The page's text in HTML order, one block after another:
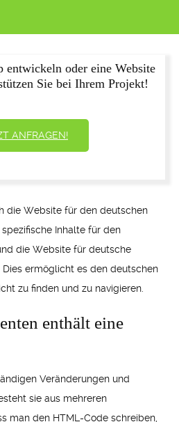
entwickeln oder eine Website
Sie bei Ihrem Projekt!
ANFRAGEN!
die Website für den deutschen
Inhalte für den
die Website für deutsche
ermöglicht es den deutschen
zu finden und zu navigieren.
enthält eine
Veränderungen und
sie aus mehreren
man den HTML-Code schreiben,